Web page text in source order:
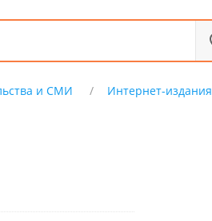
и СМИ Интернет-издания